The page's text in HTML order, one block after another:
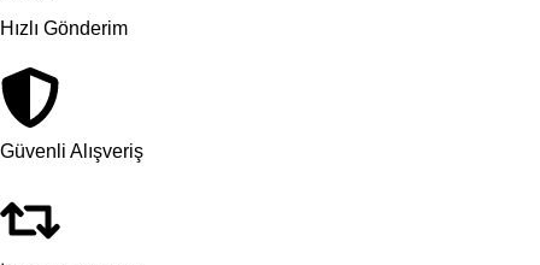
Hızlı Gönderim
Güvenli Alışveriş